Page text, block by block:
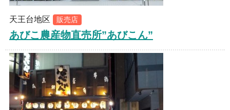
天王台地区 販売店
あびこ農産物直売所”あびこん”